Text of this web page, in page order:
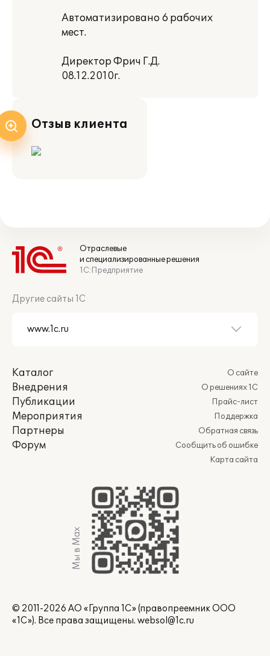
Автоматизировано 6 рабочих
мест.
Директор Фрич Г.Д.
08.12.2010г.
Отзыв клиента
Отраслевые
и специализированные решения
1С:Предприятие
Другие сайты 1С
Каталог
Внедрения
Публикации
Мероприятия
Партнеры
Форум
О сайте
О решениях 1С
Прайс-лист
Поддержка
Обратная связь
Сообщить об ошибке
Карта сайта
Мы в Max
© 2011-2026 АО «Группа 1С» (правопреемник ООО
«1С»). Все права защищены. websol@1c.ru